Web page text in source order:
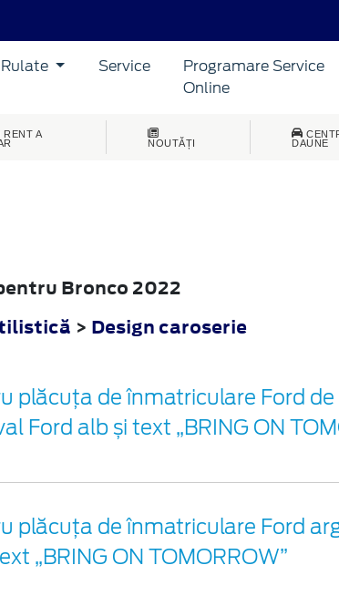
Service
Programare Service
Online
RENT A
NOUTĂȚI
DAUNE
Bronco 2022
> Design caroserie
plăcuța de înmatriculare Ford de
Ford alb și text „BRING ON
plăcuța de înmatriculare Ford
„BRING ON TOMORROW”